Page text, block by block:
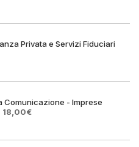
Privata e Servizi Fiduciari
Comunicazione - Imprese
Il
era:
18,00€Il
è: